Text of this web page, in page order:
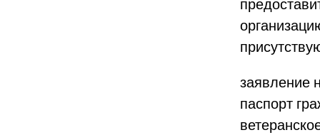
заявление
паспорт